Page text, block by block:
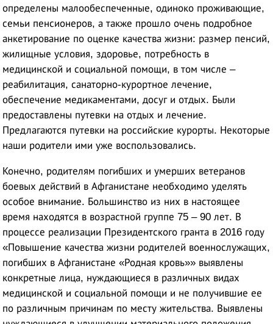
определены малообеспеченные, одиноко проживающие,
семьи пенсионеров, а также прошло очень подробное
анкетирование по оценке качества жизни: размер пенсий,
жилищные условия, здоровье, потребность в
медицинской и социальной помощи, в том числе –
реабилитация, санаторно-курортное лечение,
обеспечение медикаментами, досуг и отдых. Были
предоставлены путевки на отдых и лечение.
Предлагаются путевки на российские курорты. Некоторые
наши родители ими уже воспользовались.
Конечно, родителям погибших и умерших ветеранов
боевых действий в Афганистане необходимо уделять
особое внимание. Большинство из них в настоящее
время находятся в возрастной группе 75 – 90 лет. В
процессе реализации Президентского гранта в 2016 году
«Повышение качества жизни родителей военнослужащих,
погибших в Афганистане «Родная кровь»» выявлены
конкретные лица, нуждающиеся в различных видах
медицинской и социальной помощи и не получившие ее
по различным причинам по месту жительства. Выявлены